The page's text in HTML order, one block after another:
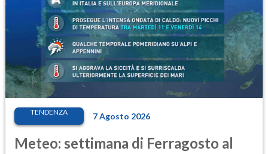
TENDENZA 7 Agosto 2026
Meteo: settimana di Ferragosto al